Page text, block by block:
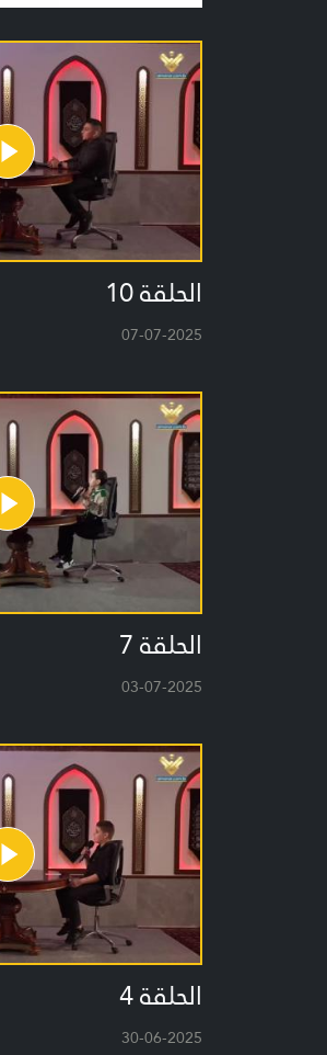
الحلقة 10
07-07-2025
الحلقة 7
03-07-2025
الحلقة 4
30-06-2025